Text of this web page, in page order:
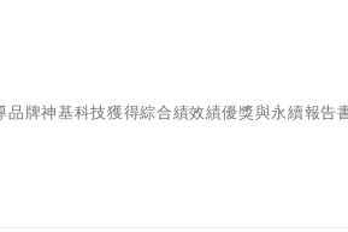
牌神基科技獲得綜合績效績優獎與永續報告